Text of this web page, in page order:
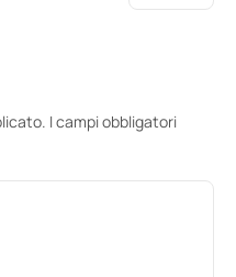
I campi obbligatori